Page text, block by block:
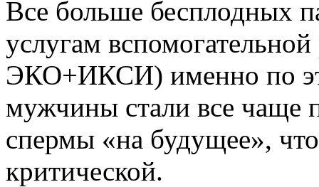
Все больше бесплодных
услугам
ЭКО+ИКСИ) именно по
мужчины стали все чаще
спермы «на будущее»,
критической.